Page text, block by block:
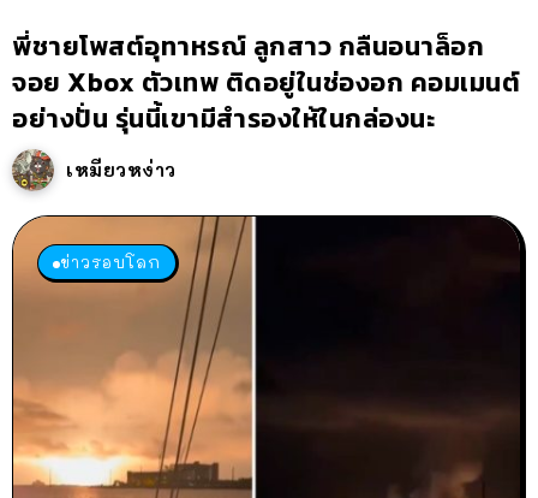
พี่ชายโพสต์อุทาหรณ์ ลูกสาว กลืนอนาล็อก
จอย Xbox ตัวเทพ ติดอยู่ในช่องอก คอมเมนต์
อย่างปั่น รุ่นนี้เขามีสำรองให้ในกล่องนะ
เหมียวหง่าว
ข่าวรอบโลก